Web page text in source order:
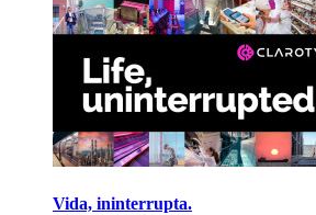
Vida, ininterrupta.